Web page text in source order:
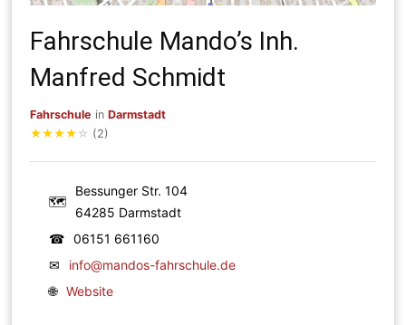
Fahrschule Mando’s Inh.
Manfred Schmidt
Fahrschule inDarmstadt
★★★★ ☆ (2)
🗺
Bessunger Str. 104
64285 Darmstadt
☎
06151 661160
✉
info@mandos-fahrschule.de
🌐 Website